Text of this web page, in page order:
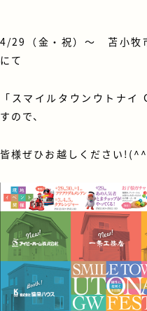
4/29（金・祝）～苫小牧
にて
「スマイルタウンウトナイ
すので、
皆様ぜひお越しください